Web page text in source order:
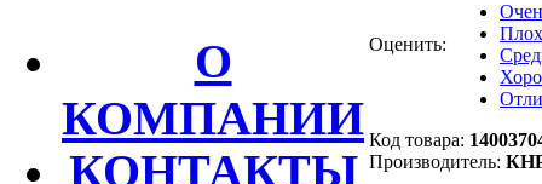
О
КОМПАНИИ
КОНТАКТЫ
Оценить:
Код товара:
Производитель: